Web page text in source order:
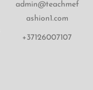
admin@teachmef
ashion1.com
+37126007107